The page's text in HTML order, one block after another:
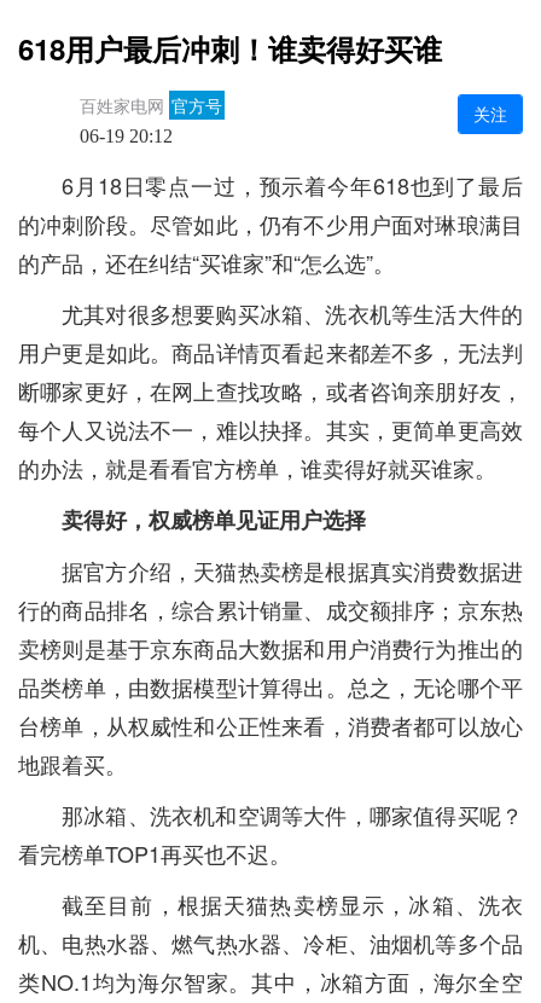
618用户最后冲刺！谁卖得好买谁
百姓家电网 官方号
06-19 20:12
关注
6月18日零点一过，预示着今年618也到了最后
的冲刺阶段。尽管如此，仍有不少用户面对琳琅满目
的产品，还在纠结“买谁家”和“怎么选”。
尤其对很多想要购买冰箱、洗衣机等生活大件的
用户更是如此。商品详情页看起来都差不多，无法判
断哪家更好，在网上查找攻略，或者咨询亲朋好友，
每个人又说法不一，难以抉择。其实，更简单更高效
的办法，就是看看官方榜单，谁卖得好就买谁家。
卖得好，权威榜单见证用户选择
据官方介绍，天猫热卖榜是根据真实消费数据进
行的商品排名，综合累计销量、成交额排序；京东热
卖榜则是基于京东商品大数据和用户消费行为推出的
品类榜单，由数据模型计算得出。总之，无论哪个平
台榜单，从权威性和公正性来看，消费者都可以放心
地跟着买。
那冰箱、洗衣机和空调等大件，哪家值得买呢？
看完榜单TOP1再买也不迟。
截至目前，根据天猫热卖榜显示，冰箱、洗衣
机、电热水器、燃气热水器、冷柜、油烟机等多个品
类NO.1均为海尔智家。其中，冰箱方面，海尔全空